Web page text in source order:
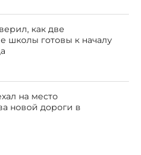
как две
школы готовы к началу
на место
новой дороги в